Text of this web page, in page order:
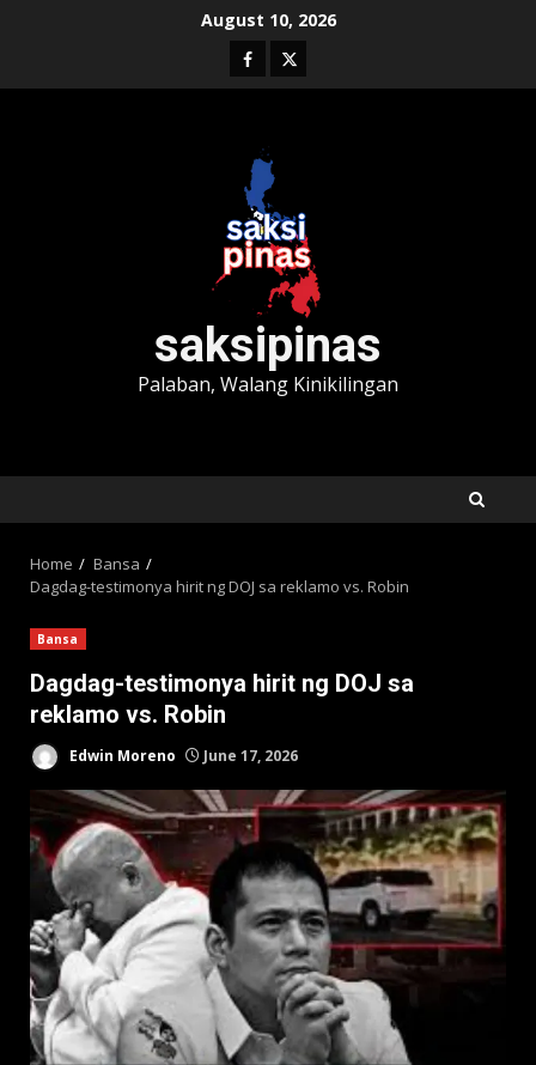
August 10, 2026
Facebook
Twitter
saksipinas
Palaban, Walang Kinikilingan
Home
Bansa
Dagdag-testimonya hirit ng DOJ sa reklamo vs. Robin
Bansa
Dagdag-testimonya hirit ng DOJ sa
reklamo vs. Robin
Edwin Moreno June 17, 2026